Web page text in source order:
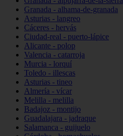
Granada - alhama-de-granada
Asturias - langreo
Cáceres - hervás
Ciudad-real - puerto-lápice
Alicante - polop
Valencia - catarroja
Murcia - lorquí
Toledo - illescas
Asturias - tineo
Almería - vícar
Melilla - melilla
Badajoz - montijo
Guadalajara - jadraque
Salamanca - guijuelo